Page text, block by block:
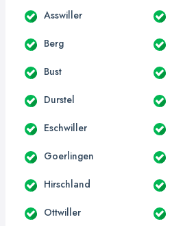
Asswiller
Berg
Bust
Durstel
Eschwiller
Goerlingen
Hirschland
Ottwiller